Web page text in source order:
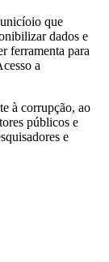
que
dados e
ferramenta para
a
à corrupção, ao
públicos e
e